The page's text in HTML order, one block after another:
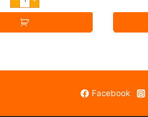
Vape
Strawberry
Kiwi
30ml
Menge
Facebook